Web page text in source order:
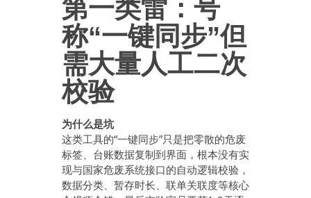
第一类雷：号
称“一键同步”但
需大量人工二次
校验
为什么是坑
这类工具的“一键同步”只是把零散的危废
标签、台账数据复制到界面，根本没有实
现与国家危废系统接口的自动逻辑校验，
数据分类、暂存时长、联单关联度等核心